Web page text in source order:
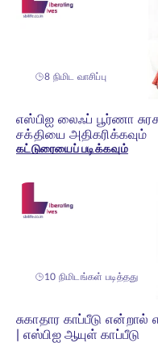
8 நிமிட வாசிப்பு
எஸ்பிஐ லைஃப் பூர்ணா
சக்தியை அதிகரிக்கவும்
கட்டுரையைப் படிக்கவும்
10 நிமிடங்கள் படித்தது
சுகாதார காப்பீடு
| எஸ்பிஐ ஆயுள் காப்பீடு